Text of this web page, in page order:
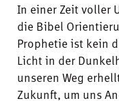
In einer Zeit voller
die Bibel
Prophetie ist kein
Licht in der
unseren Weg
Zukunft, um uns